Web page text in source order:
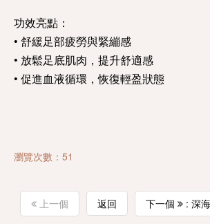
功效亮點：
• 舒緩足部疲勞與緊繃感
• 放鬆足底肌肉，提升舒適感
• 促進血液循環，恢復輕盈狀態
瀏覽次數：51
上一個 返回 下一個 : 深